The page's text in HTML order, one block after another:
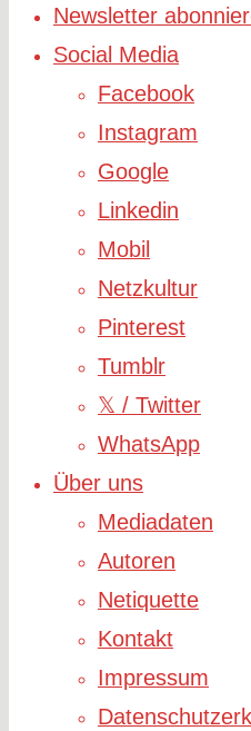
Newsletter
Social Media
Facebook
Instagram
Google
Linkedin
Mobil
Netzkultur
Pinterest
Tumblr
𝕏 / Twitter
WhatsApp
Über uns
Mediadaten
Autoren
Netiquette
Kontakt
Impressum